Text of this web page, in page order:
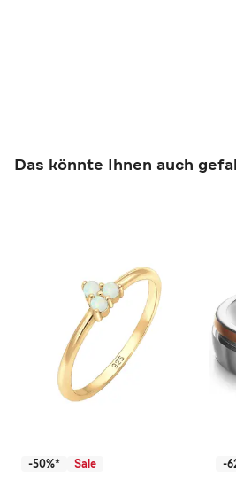
Das könnte Ihnen auch
-50%* Sale -